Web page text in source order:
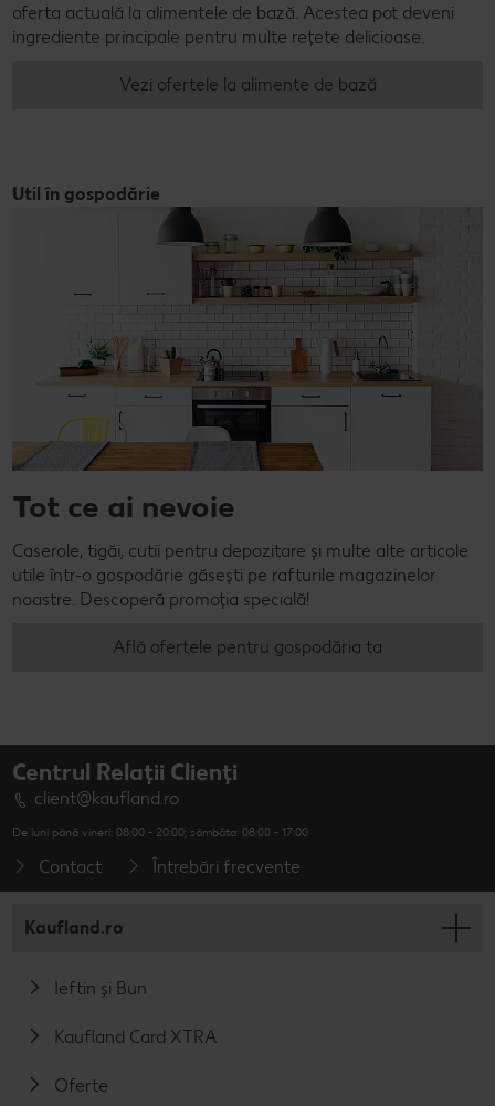
oferta actuală la alimentele de bază. Acestea pot deveni
ingrediente principale pentru multe rețete delicioase.
Vezi ofertele la alimente de bază
Util în gospodărie
Tot ce ai nevoie
Caserole, tigăi, cutii pentru depozitare și multe alte articole
utile într-o gospodărie găsești pe rafturile magazinelor
noastre. Descoperă promoția specială!
Află ofertele pentru gospodăria ta
Centrul Relații Clienți
client@kaufland.ro
De luni până vineri: 08:00 - 20:00; sâmbăta: 08:00 - 17:00
Contact Întrebări frecvente
Kaufland.ro
Ieftin și Bun
Kaufland Card XTRA
Oferte